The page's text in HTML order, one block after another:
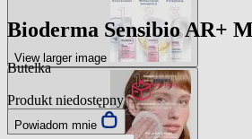
View larger image
Bioderma Sensibio AR+
Butelka
Produkt niedostępny
Powiadom mnie